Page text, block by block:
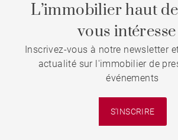
L’immobilier haut
vous intéresse
Inscrivez-vous à notre newsletter
actualité sur l'immobilier de
événements
S'INSCRIRE